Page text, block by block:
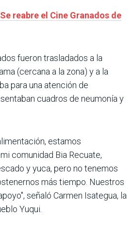
reabre el Cine Granados de
fueron trasladados a la
(cercana a la zona) y a la
para una atención de
cuadros de neumonía y
estamos
comunidad Bia Recuate,
y yuca, pero no tenemos
más tiempo. Nuestros
señaló Carmen Isategua, la
Yuqui.